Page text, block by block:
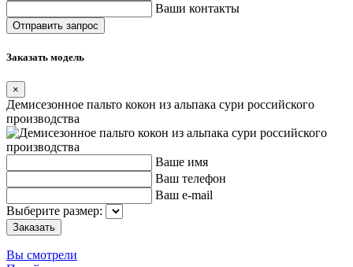
Ваши контакты
Заказать модель
×
Демисезонное пальто кокон из альпака сури российского
производства
Ваше имя
Ваш телефон
Ваш e-mail
Выберите размер:
Вы смотрели